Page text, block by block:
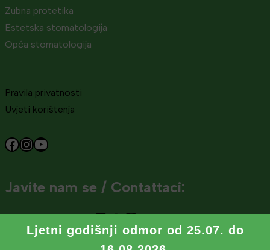
Zubna protetika
Estetska stomatologija
Opća stomatologija
Pravila privatnosti
Uvjeti korištenja
Facebook
Instagram
YouTube
Javite nam se / Contattaci:
Ljetni godišnji odmor od 25.07. do